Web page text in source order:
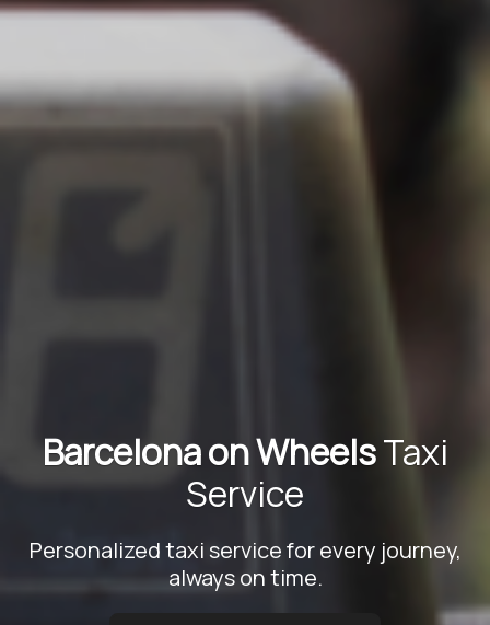
Barcelona on WheelsTaxi
Service
Personalized taxi service for every journey,
always on time.